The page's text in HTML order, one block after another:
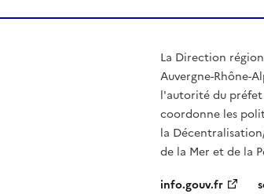
La Direction
Auvergne-Rhône-
l'autorité du
coordonne les
la
de la Mer et de la
info.gouv.fr